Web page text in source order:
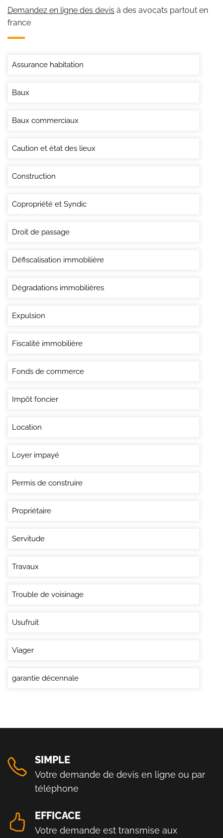
Demandez en ligne des devis à des avocats partout en
france
Assurance habitation
Baux
Baux commerciaux
Caution et état des lieux
Construction
Copropriété et Syndic
Droit de passage
Défiscalisation immobilière
Dégradations immobilières
Expulsion
Fiscalité immobilière
Fonds de commerce
Impôt foncier
Location
Loyer impayé
Permis de construire
Propriétaire
Servitude
Travaux
Trouble de voisinage
Usufruit
Viager
garantie décennale
SIMPLE
Votre demande de devis en ligne ou par
téléphone
EFFICACE
Votre demande est transmise aux